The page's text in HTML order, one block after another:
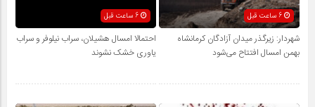
6 ساعت قبل
شهردار: زیرگذر میدان آزادگان کرمانشاه
بهمن امسال افتتاح می‌شود
احتمالا امسال هشیلان، سراب نیلوفر و سراب
یاوری خشک نشوند